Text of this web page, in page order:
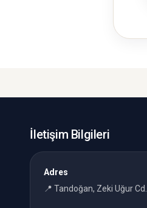
İletişim Bilgileri
Adres
📍 Tandoğan, Zeki Uğur